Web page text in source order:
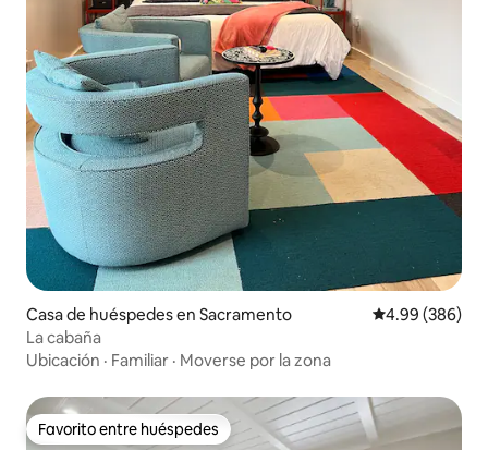
Casa de huéspedes en Sacramento Calificación
4.99 (386)
La cabaña
Ubicación · Familiar · Moverse por la zona
Favorito entre huéspedes
Favorito entre huéspedes